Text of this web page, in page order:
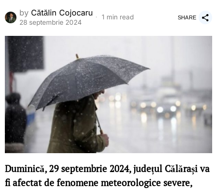
by Cătălin Cojocaru
28 septembrie 2024
1 min read SHARE
Duminică, 29 septembrie 2024, județul Călărași va
fi afectat de fenomene meteorologice severe,